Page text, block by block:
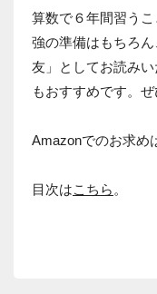
算数で６年間習う
強の準備はもちろ
友」としてお読み
もおすすめです。
Amazonでのお求め
目次はこちら 。